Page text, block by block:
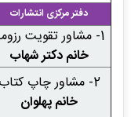
دفتر مرکزی انتشارات
1- مشاور تقویت رزومه
خانم دکتر شهاب
2- مشاور چاپ کتاب
خانم پهلوان